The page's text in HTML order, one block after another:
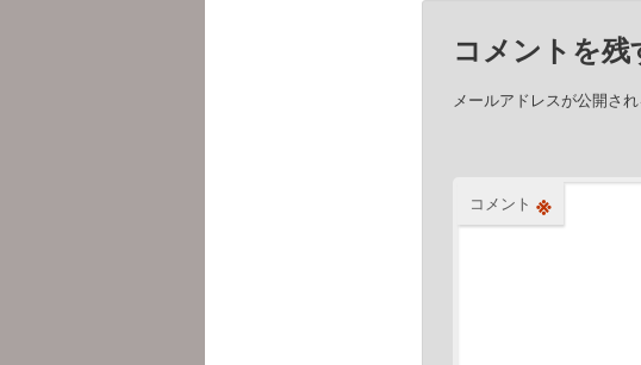
コメントを残
メールアドレスが公開さ
コメント ※